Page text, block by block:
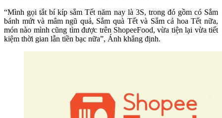
“Mình gọi tắt bí kíp sắm Tết năm nay là 3S, trong đó gồm có Sắm
bánh mứt và mâm ngũ quả, Sắm quà Tết và Sắm cả hoa Tết nữa,
món nào mình cũng tìm được trên ShopeeFood, vừa tiện lại vừa tiết
kiệm thời gian lẫn tiền bạc nữa”, Ánh khẳng định.